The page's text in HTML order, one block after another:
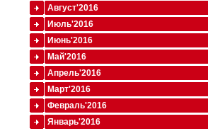
Август'2016
Июль'2016
Июнь'2016
Май'2016
Апрель'2016
Март'2016
Февраль'2016
Январь'2016